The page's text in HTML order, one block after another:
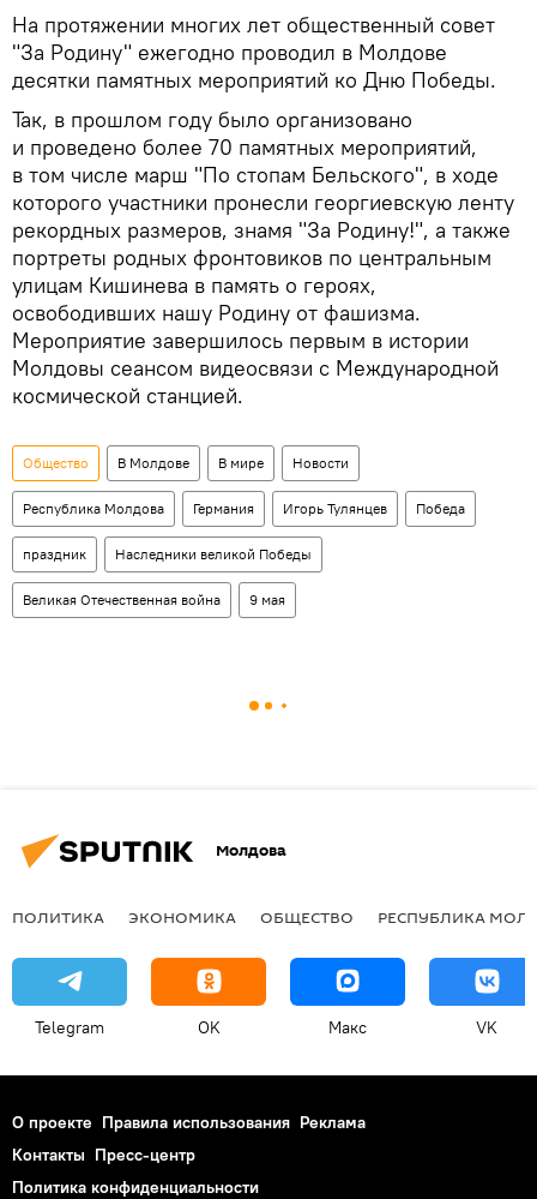
На протяжении многих лет общественный совет
"За Родину" ежегодно проводил в Молдове
десятки памятных мероприятий ко Дню Победы.
Так, в прошлом году было организовано
и проведено более 70 памятных мероприятий,
в том числе марш "По стопам Бельского", в ходе
которого участники пронесли георгиевскую ленту
рекордных размеров, знамя "За Родину!", а также
портреты родных фронтовиков по центральным
улицам Кишинева в память о героях,
освободивших нашу Родину от фашизма.
Мероприятие завершилось первым в истории
Молдовы сеансом видеосвязи с Международной
космической станцией.
Общество В Молдове В мире Новости
Республика Молдова Германия Игорь Тулянцев Победа
праздник Наследники великой Победы
Великая Отечественная война 9 мая
Молдова
ПОЛИТИКА ЭКОНОМИКА ОБЩЕСТВО РЕСПУБЛИКА
Telegram OK Макс VK
О проекте Правила использования Реклама
Контакты Пресс-центр
Политика конфиденциальности